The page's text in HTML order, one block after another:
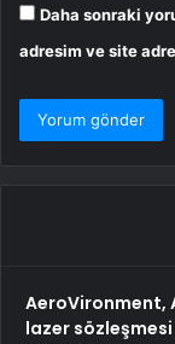
Daha sonraki
adresim ve site
AeroVironment,
lazer sözleşmesi